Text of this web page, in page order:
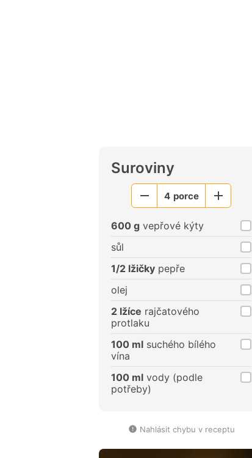
Suroviny
Menší
4 porce
Větší
600 g vepřové kýty
sůl
1/2 lžičky pepře
olej
2 lžíce rajčatového
protlaku
100 ml suchého bílého
vína
100 ml vody (podle
potřeby)
Nahlásit chybu v receptu